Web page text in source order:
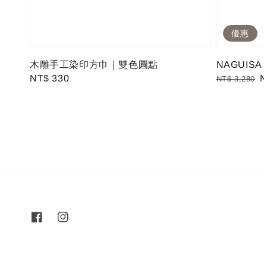
木雕手工染印方巾｜雙色圓點
Regular
NT$ 330
優惠
NAGUISA
Regular
NT$ 3,280